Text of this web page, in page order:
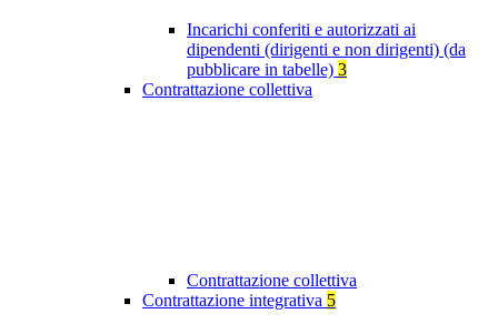
Incarichi conferiti e autorizzati ai
dipendenti (dirigenti e non dirigenti) (da
pubblicare in tabelle) 3
Contrattazione collettiva
Contrattazione collettiva
Contrattazione integrativa 5